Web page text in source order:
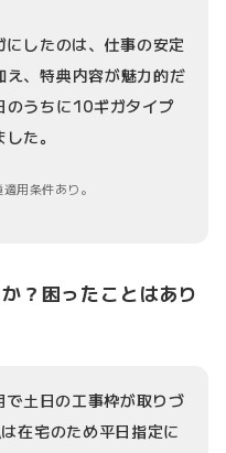
したのは、仕事の安定
え、特典内容が魅力的だ
のうちに10ギガタイプ
た。
用条件あり。
？困ったことはあり
土日の工事枠が取りづ
在宅のため平日指定に